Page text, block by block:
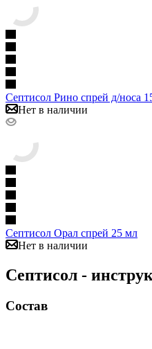
Септисол Рино спрей д/носа
Нет в наличии
Септисол Орал спрей 25 мл
Нет в наличии
Септисол -
Состав